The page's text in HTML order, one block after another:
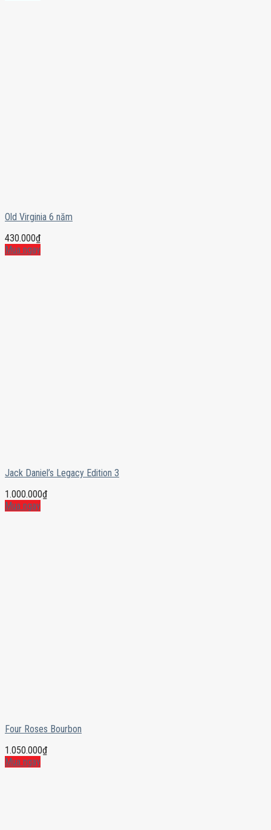
Old Virginia 6 năm
430.000₫
Mua ngay
Jack Daniel’s Legacy Edition 3
1.000.000₫
Mua ngay
Four Roses Bourbon
1.050.000₫
Mua ngay